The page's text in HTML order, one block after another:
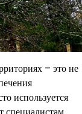
– это не
используется